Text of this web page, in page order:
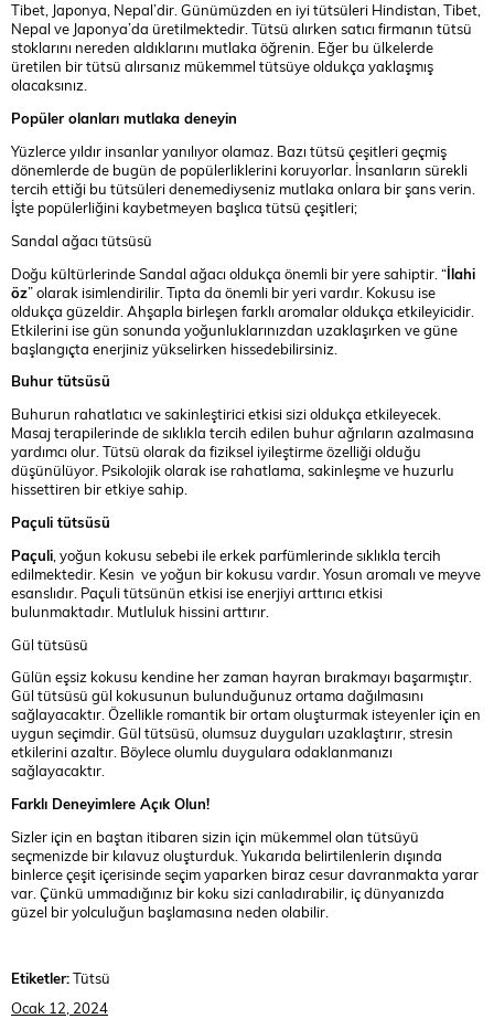
Tibet, Japonya, Nepal’dir. Günümüzden en iyi tütsüleri Hindistan, Tibet,
Nepal ve Japonya’da üretilmektedir. Tütsü alırken satıcı firmanın tütsü
stoklarını nereden aldıklarını mutlaka öğrenin. Eğer bu ülkelerde
üretilen bir tütsü alırsanız mükemmel tütsüye oldukça yaklaşmış
olacaksınız.
Popüler olanları mutlaka deneyin
Yüzlerce yıldır insanlar yanılıyor olamaz. Bazı tütsü çeşitleri geçmiş
dönemlerde de bugün de popülerliklerini koruyorlar. İnsanların sürekli
tercih ettiği bu tütsüleri denemediyseniz mutlaka onlara bir şans verin.
İşte popülerliğini kaybetmeyen başlıca tütsü çeşitleri;
Sandal ağacı tütsüsü
Doğu kültürlerinde Sandal ağacı oldukça önemli bir yere sahiptir. “İlahi
öz” olarak isimlendirilir. Tıpta da önemli bir yeri vardır. Kokusu ise
oldukça güzeldir. Ahşapla birleşen farklı aromalar oldukça etkileyicidir.
Etkilerini ise gün sonunda yoğunluklarınızdan uzaklaşırken ve güne
başlangıçta enerjiniz yükselirken hissedebilirsiniz.
Buhur tütsüsü
Buhurun rahatlatıcı ve sakinleştirici etkisi sizi oldukça etkileyecek.
Masaj terapilerinde de sıklıkla tercih edilen buhur ağrıların azalmasına
yardımcı olur. Tütsü olarak da fiziksel iyileştirme özelliği olduğu
düşünülüyor. Psikolojik olarak ise rahatlama, sakinleşme ve huzurlu
hissettiren bir etkiye sahip.
Paçuli tütsüsü
Paçuli , yoğun kokusu sebebi ile erkek parfümlerinde sıklıkla tercih
edilmektedir. Kesin ve yoğun bir kokusu vardır. Yosun aromalı ve meyve
esanslıdır. Paçuli tütsünün etkisi ise enerjiyi arttırıcı etkisi
bulunmaktadır. Mutluluk hissini arttırır.
Gül tütsüsü
Gülün eşsiz kokusu kendine her zaman hayran bırakmayı başarmıştır.
Gül tütsüsü gül kokusunun bulunduğunuz ortama dağılmasını
sağlayacaktır. Özellikle romantik bir ortam oluşturmak isteyenler için en
uygun seçimdir. Gül tütsüsü, olumsuz duyguları uzaklaştırır, stresin
etkilerini azaltır. Böylece olumlu duygulara odaklanmanızı
sağlayacaktır.
Farklı Deneyimlere Açık Olun!
Sizler için en baştan itibaren sizin için mükemmel olan tütsüyü
seçmenizde bir kılavuz oluşturduk. Yukarıda belirtilenlerin dışında
binlerce çeşit içerisinde seçim yaparken biraz cesur davranmakta yarar
var. Çünkü ummadığınız bir koku sizi canladırabilir, iç dünyanızda
güzel bir yolculuğun başlamasına neden olabilir.
Etiketler:Tütsü
Ocak 12, 2024